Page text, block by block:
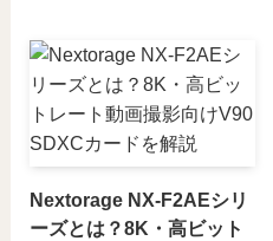
Nextorage NX-F2AEシリ
ーズとは？8K・高ビット